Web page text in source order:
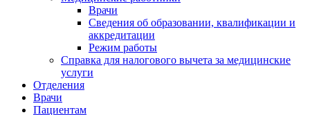
Врачи
Сведения об образовании, квалификации и
аккредитации
Режим работы
Справка для налогового вычета за медицинские
услуги
Отделения
Врачи
Пациентам